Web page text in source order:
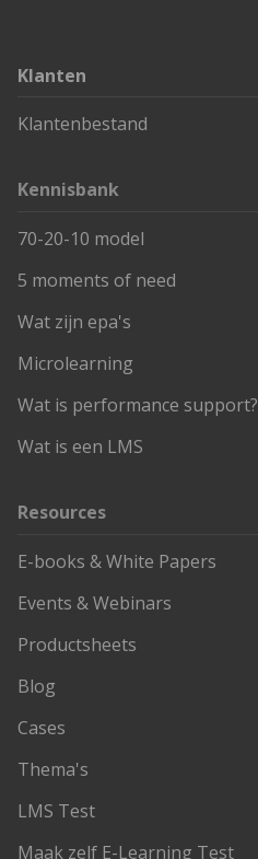
Klanten
Klantenbestand
Kennisbank
70-20-10 model
5 moments of need
Wat zijn epa's
Microlearning
Wat is performance support?
Wat is een LMS
Resources
E-books & White Papers
Events & Webinars
Productsheets
Blog
Cases
Thema's
LMS Test
Maak zelf E-Learning Test